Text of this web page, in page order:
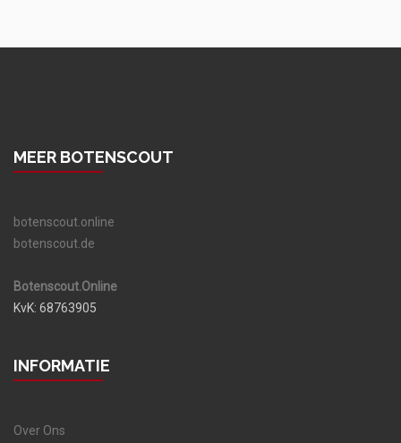
MEER BOTENSCOUT
botenscout.online
botenscout.de
Botenscout.Online
KvK: 68763905
INFORMATIE
Over Ons